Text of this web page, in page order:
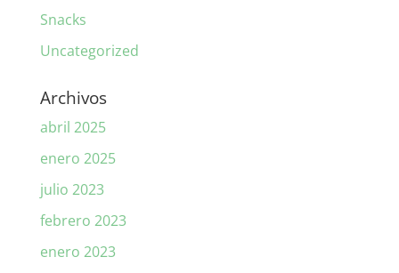
Snacks
Uncategorized
Archivos
abril 2025
enero 2025
julio 2023
febrero 2023
enero 2023